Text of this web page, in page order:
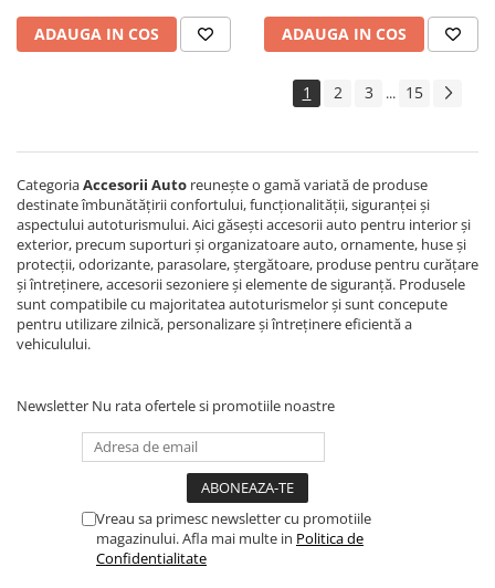
ADAUGA IN COS ADAUGA IN COS
1 2 3 ... 15
CategoriaAccesorii Auto reunește o gamă variată de produse
destinate îmbunătățirii confortului, funcționalității, siguranței și
aspectului autoturismului. Aici găsești accesorii auto pentru interior și
exterior, precum suporturi și organizatoare auto, ornamente, huse și
protecții, odorizante, parasolare, ștergătoare, produse pentru curățare
și întreținere, accesorii sezoniere și elemente de siguranță. Produsele
sunt compatibile cu majoritatea autoturismelor și sunt concepute
pentru utilizare zilnică, personalizare și întreținere eficientă a
vehiculului.
Newsletter Nu rata ofertele si promotiile noastre
Vreau sa primesc newsletter cu promotiile
magazinului. Afla mai multe in Politica de
Confidentialitate